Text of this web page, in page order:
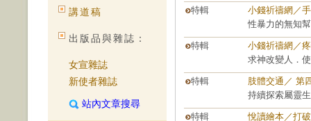
講道稿
出版品與雜誌：
女宣雜誌
新使者雜誌
站內文章搜尋
特輯
小錢祈禱網／
性暴力的無知
特輯
小錢祈禱網／
求神改變人．
特輯
肢體交通／ 第
持續探索屬靈
特輯
悅讀繪本／打